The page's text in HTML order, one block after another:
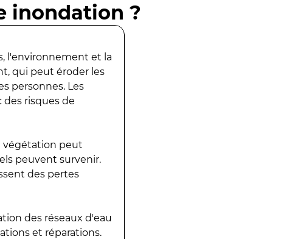
inondation ?
l'environnement et la
qui peut éroder les
personnes. Les
risques de
végétation peut
peuvent survenir.
des pertes
des réseaux d'eau
et réparations.